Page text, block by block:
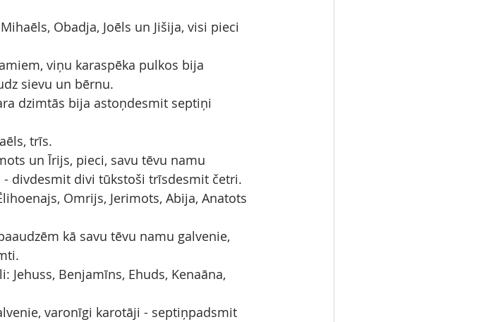
Obadja, Joēls un Jišija, visi pieci
viņu karaspēka pulkos bija
sievu un bērnu.
dzimtās bija astoņdesmit septiņi
trīs.
un Īrijs, pieci, savu tēvu namu
divdesmit divi tūkstoši trīsdesmit četri.
Omrijs, Jerimots, Abija, Anatots
kā savu tēvu namu galvenie,
Jehuss, Benjamīns, Ehuds, Kenaāna,
varonīgi karotāji - septiņpadsmit